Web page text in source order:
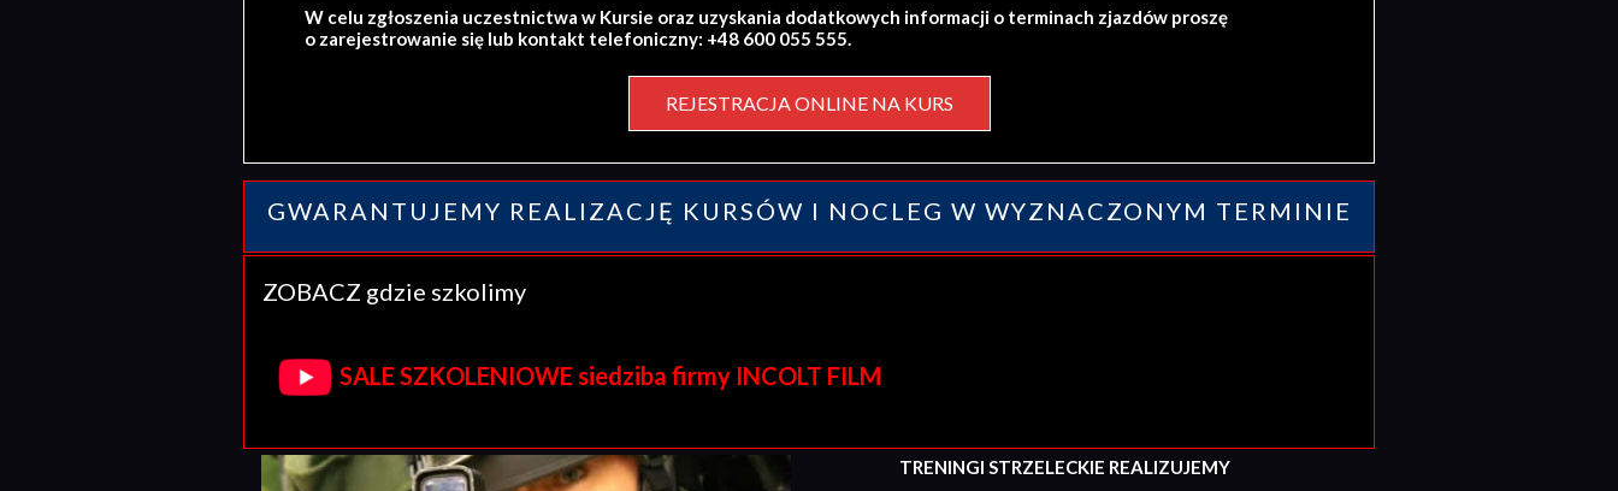
W celu zgłoszenia uczestnictwa w Kursie oraz uzyskania dodatkowych informacji o terminach zjazdów proszę
o zarejestrowanie się lub kontakt telefoniczny: +48 600 055 555.
REJESTRACJA ONLINE NA KURS
GWARANTUJEMY REALIZACJĘ KURSÓW I NOCLEG W WYZNACZONYM TERMINIE
ZOBACZ gdzie szkolimy
SALE SZKOLENIOWE siedziba firmy INCOLT FILM
TRENINGI STRZELECKIE REALIZUJEMY